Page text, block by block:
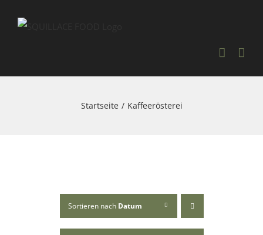
Startseite Kaffeerösterei
Sortieren nach Datum